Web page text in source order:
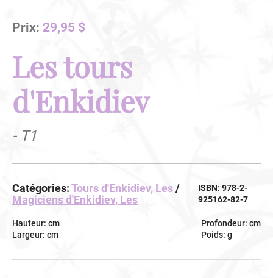
Prix: 29,95 $
Les tours
d'Enkidiev
- T1
Catégories:Tours d'Enkidiev, Les/
Magiciens d'Enkidiev, Les
ISBN: 978-2-
925162-82-7
Hauteur: cm
Largeur: cm
Profondeur: cm
Poids: g